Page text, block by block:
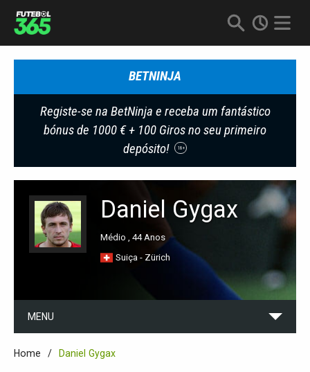
BETNINJA
Registe-se na BetNinja e receba um fantástico
bónus de 1000 € + 100 Giros no seu primeiro
depósito!
18+
Daniel Gygax
Médio , 44 Anos
Suiça - Zürich
MENU
Home Daniel Gygax